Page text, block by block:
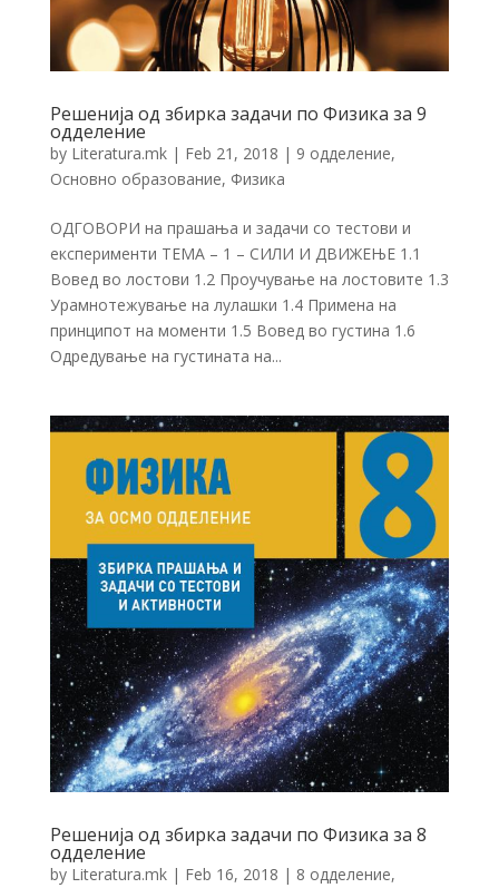
Решенија од збирка задачи по Физика за 9
одделение
by Literatura.mk| Feb 21, 2018 | 9 одделение,
Основно образование, Физика
ОДГОВОРИ на прашања и задачи со тестови и
експерименти ТЕМА – 1 – СИЛИ И ДВИЖЕЊЕ 1.1
Вовед во лостови 1.2 Проучување на лостовите 1.3
Урамнотежување на лулашки 1.4 Примена на
принципот на моменти 1.5 Вовед во густина 1.6
Одредување на густината на...
Решенија од збирка задачи по Физика за 8
одделение
by Literatura.mk| Feb 16, 2018 | 8 одделение,